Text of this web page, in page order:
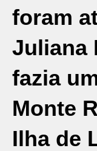
foram
Juliana
fazia
Monte
Ilha de